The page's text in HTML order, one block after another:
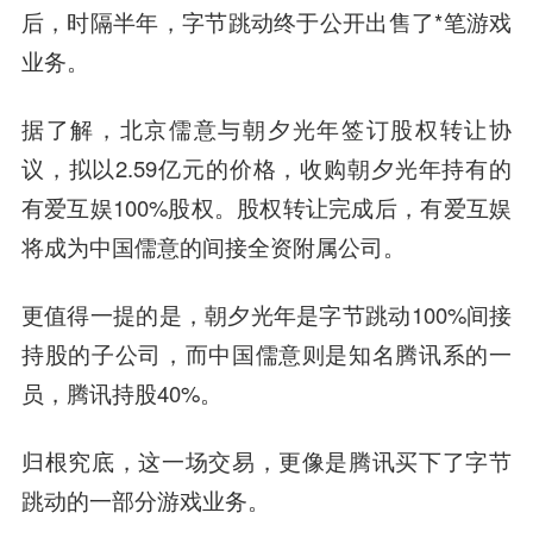
后，时隔半年，字节跳动终于公开出售了*笔游戏
业务。
据了解，北京儒意与朝夕光年签订股权转让协
议，拟以2.59亿元的价格，收购朝夕光年持有的
有爱互娱100%股权。股权转让完成后，有爱互娱
将成为中国儒意的间接全资附属公司。
更值得一提的是，朝夕光年是字节跳动100%间接
持股的子公司，而中国儒意则是知名腾讯系的一
员，腾讯持股40%。
归根究底，这一场交易，更像是腾讯买下了字节
跳动的一部分游戏业务。